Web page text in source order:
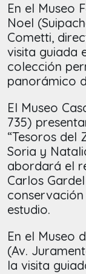
En el Museo
Noel
Cometti,
visita guiada
colección
panorámico
El Museo
735)
“Tesoros del
Soria y
abordará el
Carlos
estudio.
En el Museo
(Av.
la visita